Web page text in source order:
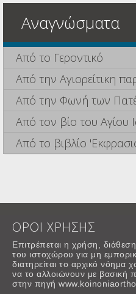
Αναγνώσματα
Από το Γεροντικό
Από την Αγιορείτικη
Από την Φωνή των
Από τον βίο του Αγίου
Από το βιβλίο
ΟΡΟΙ ΧΡΗΣΗΣ
Επιτρέπεται η χρήση,
του ιστοχώρου για μη
διατηρείται το αρχικό νόημα
να το αλλοιώνουν με βασική
στην πηγή